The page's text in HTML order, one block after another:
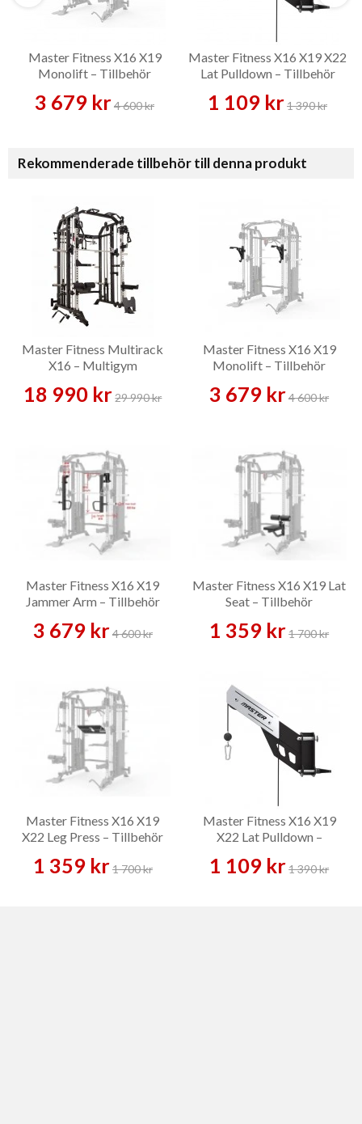
Master Fitness X16 X19
Monolift – Tillbehör
3 679 kr4 600 kr
Master Fitness X16 X19 X22
Lat Pulldown – Tillbehör
1 109 kr1 390 kr
Rekommenderade tillbehör till denna produkt
Master Fitness Multirack
X16 – Multigym
18 990 kr 29 990 kr
Master Fitness X16 X19
Monolift – Tillbehör
3 679 kr4 600 kr
Master Fitness X16 X19
Jammer Arm – Tillbehör
3 679 kr4 600 kr
Master Fitness X16 X19 Lat
Seat – Tillbehör
1 359 kr1 700 kr
Master Fitness X16 X19
X22 Leg Press – Tillbehör
1 359 kr1 700 kr
Master Fitness X16 X19
X22 Lat Pulldown –
1 109 kr1 390 kr